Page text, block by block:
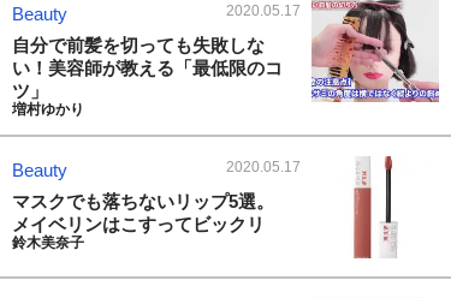
Beauty 2020.05.17
自分で前髪を切っても失敗しな
い！美容師が教える「最低限のコ
ツ」
増村ゆかり
Beauty 2020.05.17
マスクでも落ちないリップ5選。
メイベリンはこすってビックリ
鈴木美奈子